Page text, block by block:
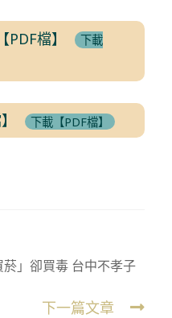
檔】
下載
下載【PDF檔】
」卻買毒 台中不孝子
下一篇文章